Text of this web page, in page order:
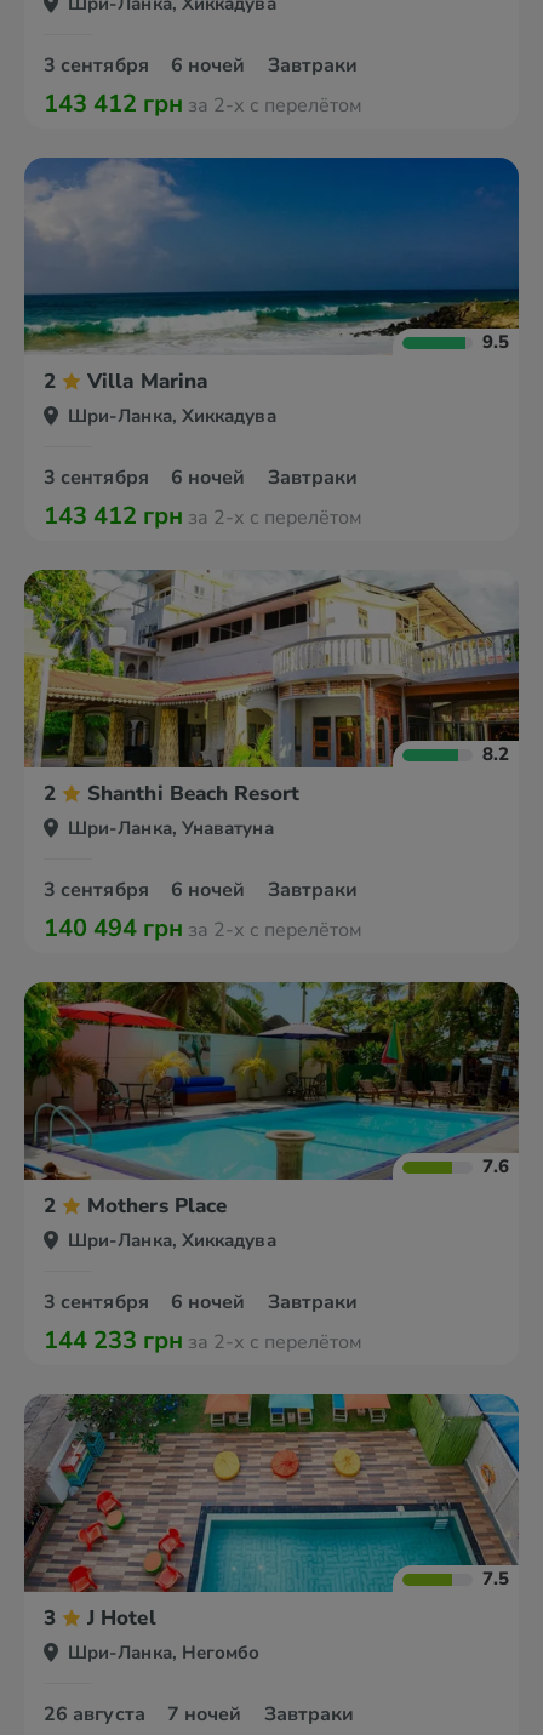
3 сентября 6 ночей Завтраки
143 412 грн за 2-х с перелётом
9.5
2 Villa Marina
Шри-Ланка, Хиккадува
3 сентября 6 ночей Завтраки
143 412 грн за 2-х с перелётом
8.2
2 Shanthi Beach Resort
Шри-Ланка, Унаватуна
3 сентября 6 ночей Завтраки
140 494 грн за 2-х с перелётом
7.6
2 Mothers Place
Шри-Ланка, Хиккадува
3 сентября 6 ночей Завтраки
144 233 грн за 2-х с перелётом
7.5
3 J Hotel
Шри-Ланка, Негомбо
26 августа 7 ночей Завтраки